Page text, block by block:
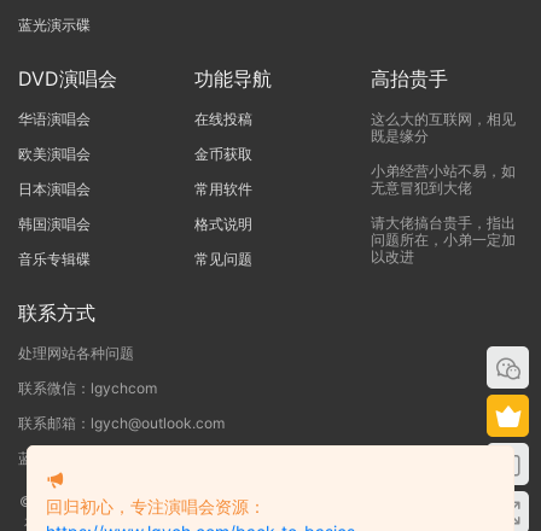
蓝光演示碟
DVD演唱会
华语演唱会
欧美演唱会
日本演唱会
韩国演唱会
音乐专辑碟
功能导航
在线投稿
金币获取
常用软件
格式说明
常见问题
高抬贵手
这么大的互联网，相见
既是缘分
小弟经营小站不易，如
无意冒犯到大佬
请大佬搞台贵手，指出
问题所在，小弟一定加
以改进
联系方式
处理网站各种问题
联系微信：lgychcom
联系邮箱：lgych@outlook.com
蓝光演唱会网 - 专注于ISO和BDMV蓝光演唱会下载服务
©2019-2026 蓝光演唱会本站资源来源于网络用户网盘投稿，本站服务器不储
存任何演唱会资源，版权归原作者所有，若侵犯了您的合法权益，请联系我们
回归初心，专注演唱会资源：